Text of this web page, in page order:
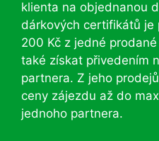
klienta na objednanou
dárkových certifikátů je
200 Kč z jedné
také získat přivedením
partnera. Z jeho
ceny zájezdu až do
jednoho partnera.